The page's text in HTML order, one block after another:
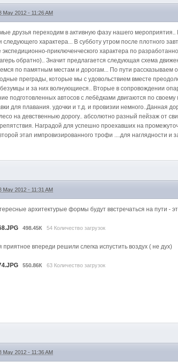
May 2012 - 11:26 AM
друзья переходим в активную фазу нашего
следующего характера... В субботу утром после плотного
приключенческого характера по
обратно).. Значит предлагается следующая схема
по памятным местам и дорогам... По пути рассказываем
преграды, которые мы с удовольствием вместе
и за них волнующиеся.. Вторые в сопровождении
подготовленных автосов с лебёдками двигаются по
для плавания. удочки и т.д. и провизии немного..Данная
на девственныю дорогу.. абсолютно разный пейзаж от
Наградой для успешно проехавших на
этап импровизированного трофи ....для наглядности
May 2012 - 11:31 AM
архитектурые формы будут ввстречаться на пути
498.45К 54 Количество загрузок
приятное впереди решили слегка испустить воздух ( не дух)
550.86К 63 Количество загрузок
May 2012 - 11:36 AM